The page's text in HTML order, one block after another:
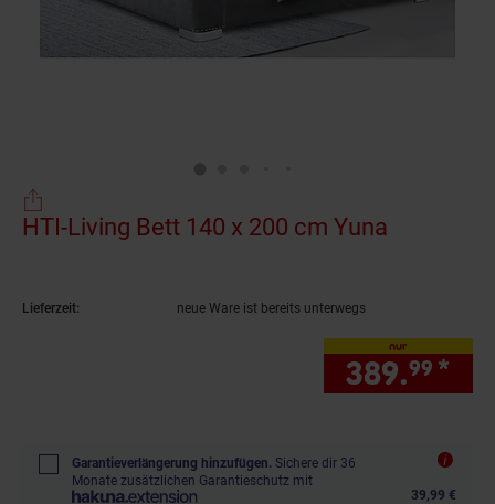
HTI-Living Bett 140 x 200 cm Yuna
Lieferzeit: neue Ware ist bereits unterwegs
nur
389.99 *
Garantieverlängerung hinzufügen. Sichere dir 36
Monate zusätzlichen Garantieschutz mit
39,99 €